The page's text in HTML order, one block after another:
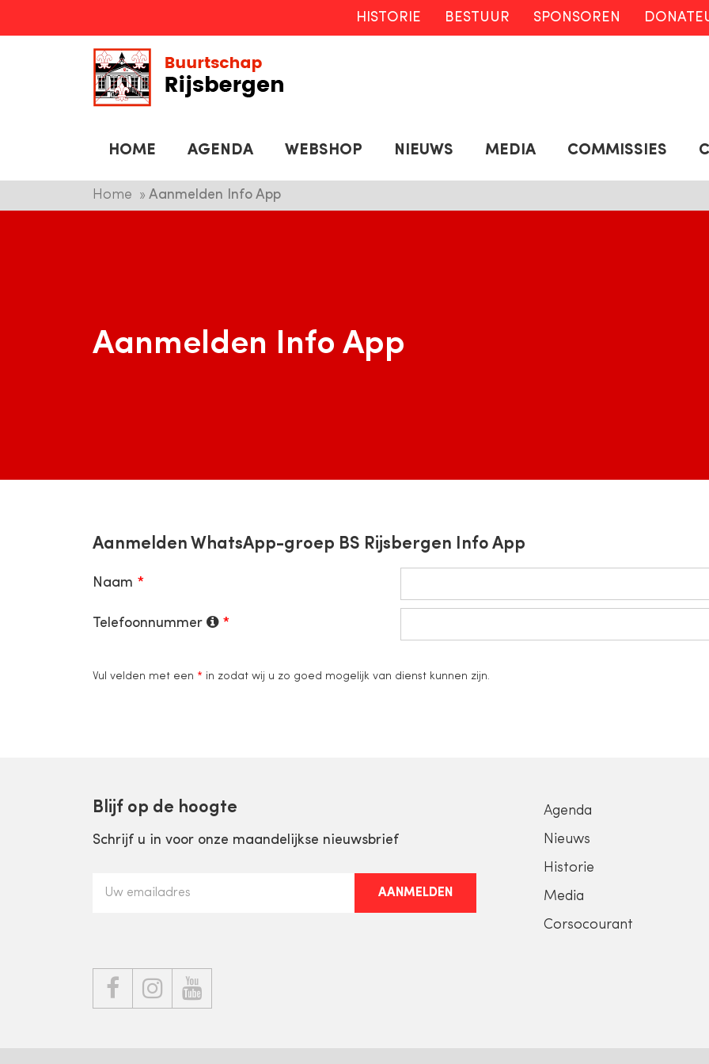
HISTORIE BESTUUR SPONSOREN
HOME AGENDA WEBSHOP NIEUWS MEDIA COMMISSIES
Home Aanmelden Info App
Aanmelden Info App
Aanmelden WhatsApp-groep BS Rijsbergen Info App
Naam
Telefoonnummer
Vul velden met een * in zodat wij u zo goed mogelijk van dienst kunnen zijn.
Agenda
Nieuws
Historie
Media
Corsocourant
Blijf op de hoogte
Schrijf u in voor onze maandelijkse nieuwsbrief
AANMELDEN
  